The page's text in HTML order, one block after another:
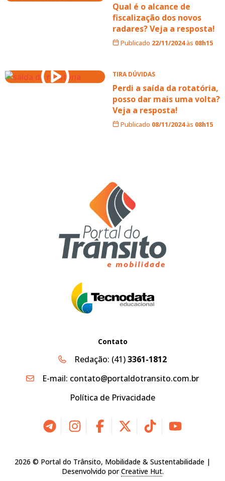
Qual é o alcance de
fiscalização dos novos
radares? Veja a resposta!
Publicado 22/11/2024às 08h15
TIRA DÚVIDAS
Perdi a saída da rotatória,
posso dar mais uma volta?
Veja a resposta!
Publicado 08/11/2024às 08h15
Contato
Redação: (41)3361-1812
E-mail: contato@portaldotransito.com.br
Política de Privacidade
2026 © Portal do Trânsito, Mobilidade & Sustentabilidade |
Desenvolvido porCreative Hut.